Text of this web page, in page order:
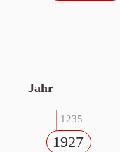
Jahr
1235
1927